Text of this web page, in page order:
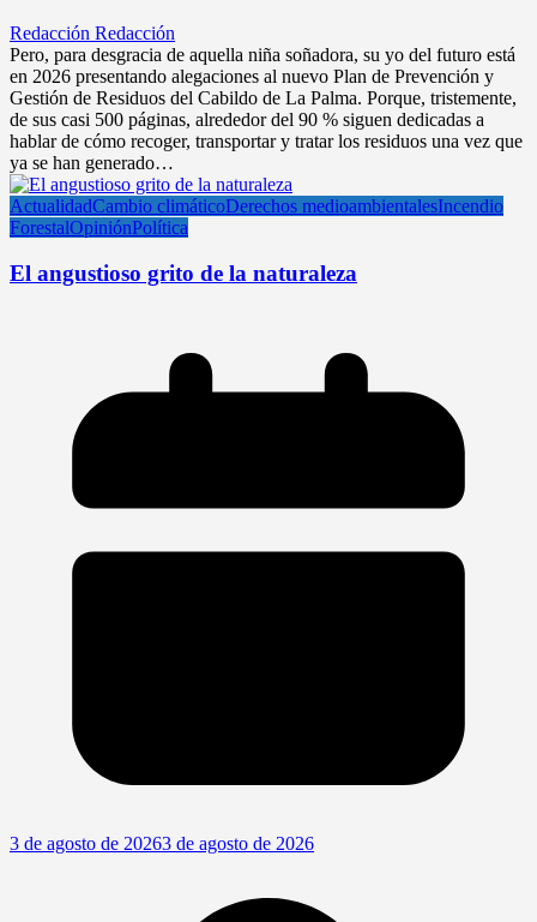
Redacción Redacción
Pero, para desgracia de aquella niña soñadora, su yo del futuro está
en 2026 presentando alegaciones al nuevo Plan de Prevención y
Gestión de Residuos del Cabildo de La Palma. Porque, tristemente,
de sus casi 500 páginas, alrededor del 90 % siguen dedicadas a
hablar de cómo recoger, transportar y tratar los residuos una vez que
ya se han generado…
ActualidadCambio climáticoDerechos medioambientalesIncendio
ForestalOpiniónPolítica
El angustioso grito de la naturaleza
3 de agosto de 20263 de agosto de 2026